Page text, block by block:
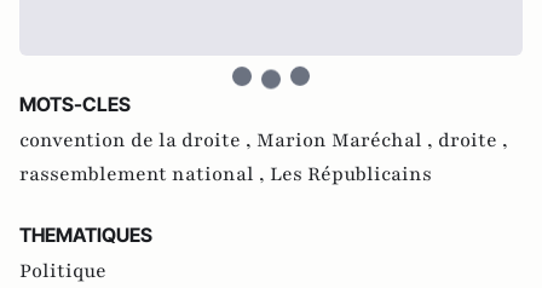
MOTS-CLES
convention de la droite , Marion Maréchal , droite ,
rassemblement national , Les Républicains
THEMATIQUES
Politique